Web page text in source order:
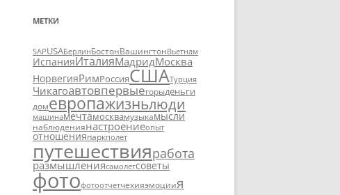
МЕТКИ
SAPUSAБерлинБостонВашингтонВьетнам
ИспанияИталияМадридМосква
НорвегияРимРоссияСШАТурция
Чикагоавтовпервыегорыденьги
домевропажизньлюди
машинамечтамосквамузыкамысли
наблюдениянастроениеопыт
отношенияпаркполет
путешествияработа
размышлениясамолетсоветы
фотофотоотчетчехияэмоциия